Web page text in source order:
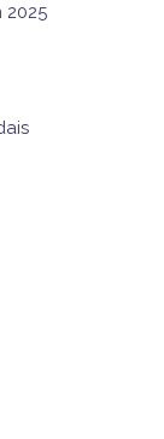
2025